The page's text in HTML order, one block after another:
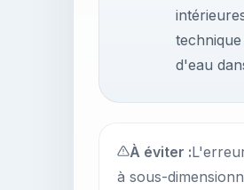
d'eau
À éviter :
à sous-